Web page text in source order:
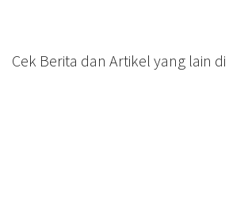
Cek Berita dan Artikel yang lain di